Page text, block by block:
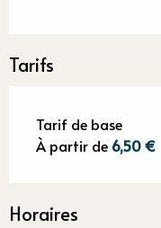
Tarifs
Tarif de base
À partir de 6,50 €
Horaires